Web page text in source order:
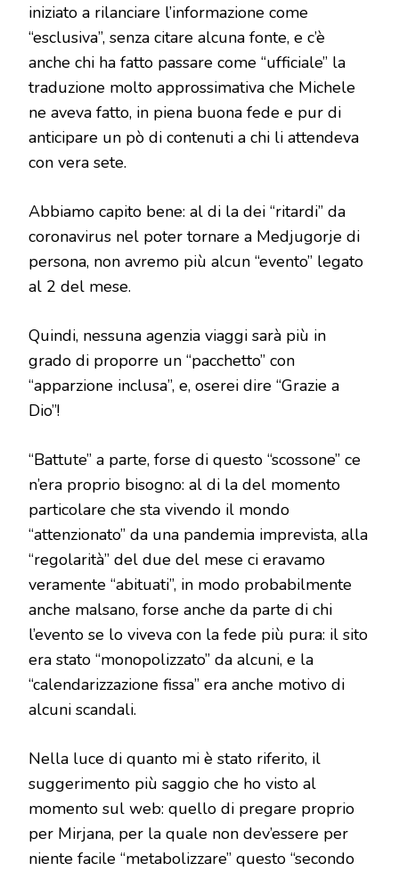
iniziato a rilanciare l’informazione come
“esclusiva”, senza citare alcuna fonte, e c’è
anche chi ha fatto passare come “ufficiale” la
traduzione molto approssimativa che Michele
ne aveva fatto, in piena buona fede e pur di
anticipare un pò di contenuti a chi li attendeva
con vera sete.
Abbiamo capito bene: al di la dei “ritardi” da
coronavirus nel poter tornare a Medjugorje di
persona, non avremo più alcun “evento” legato
al 2 del mese.
Quindi, nessuna agenzia viaggi sarà più in
grado di proporre un “pacchetto” con
“apparzione inclusa”, e, oserei dire “Grazie a
Dio”!
“Battute” a parte, forse di questo “scossone” ce
n’era proprio bisogno: al di la del momento
particolare che sta vivendo il mondo
“attenzionato” da una pandemia imprevista, alla
“regolarità” del due del mese ci eravamo
veramente “abituati”, in modo probabilmente
anche malsano, forse anche da parte di chi
l’evento se lo viveva con la fede più pura: il sito
era stato “monopolizzato” da alcuni, e la
“calendarizzazione fissa” era anche motivo di
alcuni scandali.
Nella luce di quanto mi è stato riferito, il
suggerimento più saggio che ho visto al
momento sul web: quello di pregare proprio
per Mirjana, per la quale non dev’essere per
niente facile “metabolizzare” questo “secondo